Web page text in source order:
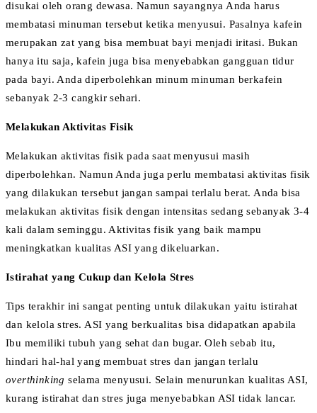
disukai oleh orang dewasa. Namun sayangnya Anda harus
membatasi minuman tersebut ketika menyusui. Pasalnya kafein
merupakan zat yang bisa membuat bayi menjadi iritasi. Bukan
hanya itu saja, kafein juga bisa menyebabkan gangguan tidur
pada bayi. Anda diperbolehkan minum minuman berkafein
sebanyak 2-3 cangkir sehari.
Melakukan Aktivitas Fisik
Melakukan aktivitas fisik pada saat menyusui masih
diperbolehkan. Namun Anda juga perlu membatasi aktivitas fisik
yang dilakukan tersebut jangan sampai terlalu berat. Anda bisa
melakukan aktivitas fisik dengan intensitas sedang sebanyak 3-4
kali dalam seminggu. Aktivitas fisik yang baik mampu
meningkatkan kualitas ASI yang dikeluarkan.
Istirahat yang Cukup dan Kelola Stres
Tips terakhir ini sangat penting untuk dilakukan yaitu istirahat
dan kelola stres. ASI yang berkualitas bisa didapatkan apabila
Ibu memiliki tubuh yang sehat dan bugar. Oleh sebab itu,
hindari hal-hal yang membuat stres dan jangan terlalu
overthinkingselama menyusui. Selain menurunkan kualitas ASI,
kurang istirahat dan stres juga menyebabkan ASI tidak lancar.